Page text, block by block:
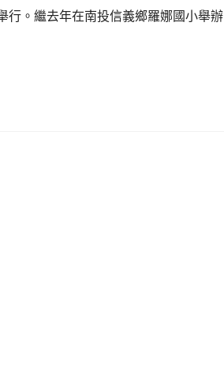
行。繼去年在南投信義鄉羅娜國小舉辦